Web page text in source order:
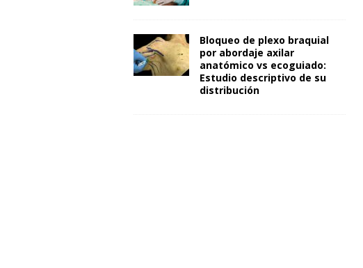
Bloqueo de plexo braquial
por abordaje axilar
anatómico vs ecoguiado:
Estudio descriptivo de su
distribución